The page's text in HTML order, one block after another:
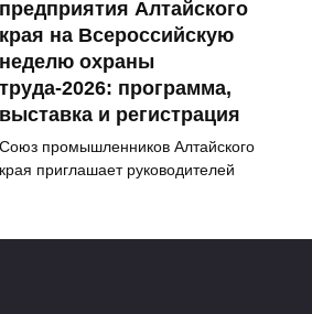
предприятия Алтайского
края на Всероссийскую
неделю охраны
труда-2026: программа,
выставка и регистрация
Союз промышленников Алтайского
края приглашает руководителей